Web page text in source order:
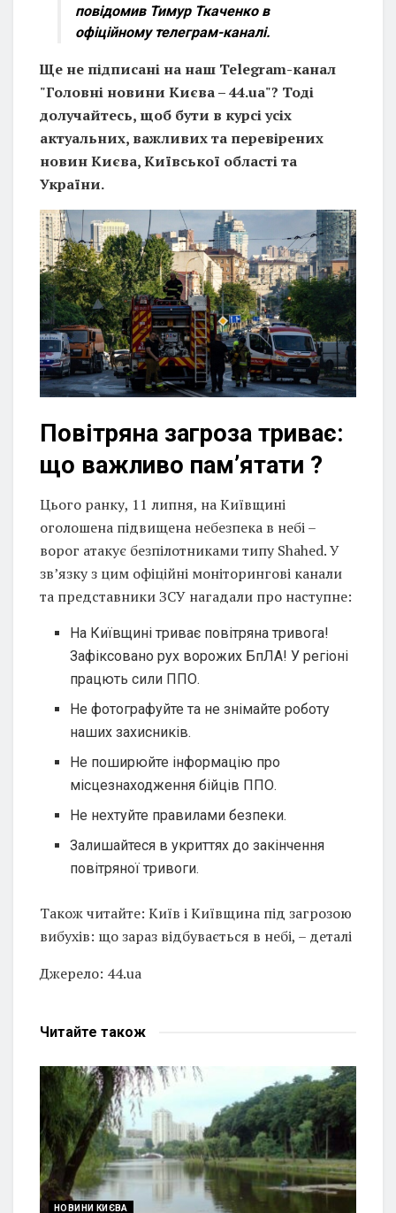
повідомив Тимур Ткаченко в
офіційному телеграм-каналі.
Ще не підписані на наш Telegram-канал
"Головні новини Києва – 44.ua"? Тоді
долучайтесь, щоб бути в курсі усіх
актуальних, важливих та перевірених
новин Києва, Київської області та
України.
Повітряна загроза триває:
що важливо пам’ятати ?
Цього ранку, 11 липня, на Київщині
оголошена підвищена небезпека в небі –
ворог атакує безпілотниками типу Shahed. У
зв’язку з цим офіційні моніторингові канали
та представники ЗСУ нагадали про наступне:
На Київщині триває повітряна тривога!
Зафіксовано рух ворожих БпЛА! У регіоні
працють сили ППО.
Не фотографуйте та не знімайте роботу
наших захисників.
Не поширюйте інформацію про
місцезнаходження бійців ППО.
Не нехтуйте правилами безпеки.
Залишайтеся в укриттях до закінчення
повітряної тривоги.
Також читайте: Київ і Київщина під загрозою
вибухів: що зараз відбувається в небі, – деталі
Джерело: 44.ua
Читайте також
НОВИНИ КИЄВА